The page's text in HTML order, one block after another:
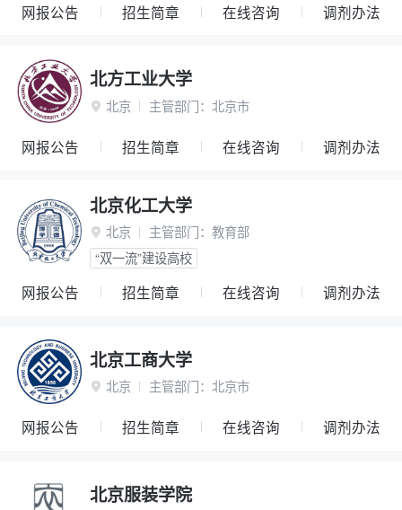
网报公告 招生简章 在线咨询 调剂办法
北方工业大学
 北京 主管部门： 北京市
网报公告 招生简章 在线咨询 调剂办法
北京化工大学
 北京 主管部门： 教育部
“双一流”建设高校
网报公告 招生简章 在线咨询 调剂办法
北京工商大学
 北京 主管部门： 北京市
网报公告 招生简章 在线咨询 调剂办法
北京服装学院